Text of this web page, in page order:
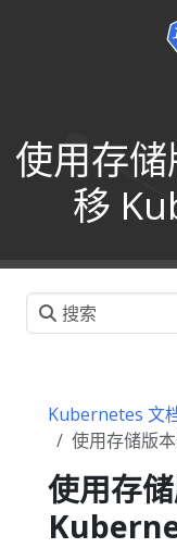
使用存
移
Kubernetes 文
使用存储版
使用存